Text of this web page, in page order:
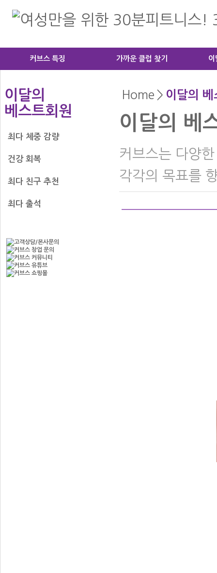
커브스 특징 가까운 클럽 찾기 이
이달의
베스트회원
최다 체중 감량
건강 회복
최다 친구 추천
최다 출석
Home > 이달의 베
이달의 베
커브스는 다양
각각의 목표를